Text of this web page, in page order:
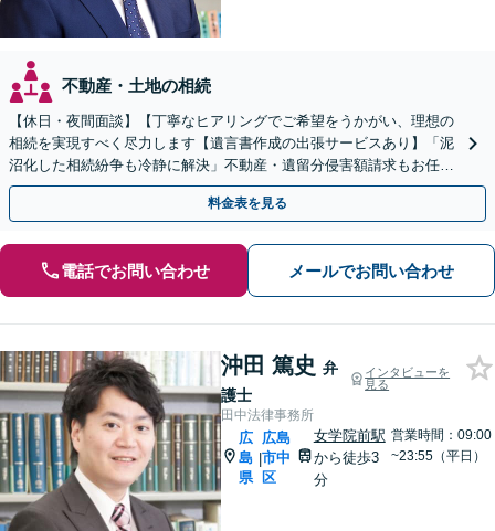
不動産・土地の相続
【休日・夜間面談】【丁寧なヒアリングでご希望をうかがい、理想の
相続を実現すべく尽力します【遺言書作成の出張サービスあり】「泥
沼化した相続紛争も冷静に解決」不動産・遺留分侵害額請求もお任せ
【縮景園前駅４分】
料金表を見る
電話でお問い合わせ メールでお問い合わせ
沖田 篤史 弁
護士
インタビューを
見る
田中法律事務所
広
島
県
|
広島
市中
区
女学院前駅
から徒歩3
分
営業時間：09:00
~23:55（平日）